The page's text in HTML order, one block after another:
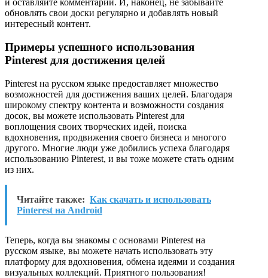
и оставляйте комментарии. И, наконец, не забывайте
обновлять свои доски регулярно и добавлять новый
интересный контент.
Примеры успешного использования
Pinterest для достижения целей
Pinterest на русском языке предоставляет множество
возможностей для достижения ваших целей. Благодаря
широкому спектру контента и возможности создания
досок, вы можете использовать Pinterest для
воплощения своих творческих идей, поиска
вдохновения, продвижения своего бизнеса и многого
другого. Многие люди уже добились успеха благодаря
использованию Pinterest, и вы тоже можете стать одним
из них.
Читайте также: Как скачать и использовать
Pinterest на Android
Теперь, когда вы знакомы с основами Pinterest на
русском языке, вы можете начать использовать эту
платформу для вдохновения, обмена идеями и создания
визуальных коллекций. Приятного пользования!